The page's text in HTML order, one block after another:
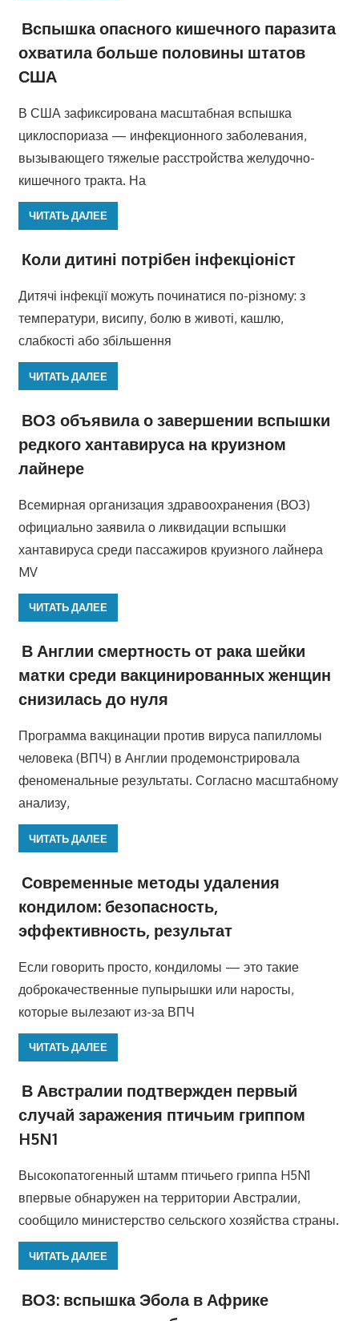
Вспышка опасного кишечного паразита
охватила больше половины штатов
США
В США зафиксирована масштабная вспышка
циклоспориаза — инфекционного заболевания,
вызывающего тяжелые расстройства желудочно-
кишечного тракта. На
ЧИТАТЬ ДАЛЕЕ
Коли дитині потрібен інфекціоніст
Дитячі інфекції можуть починатися по-різному: з
температури, висипу, болю в животі, кашлю,
слабкості або збільшення
ЧИТАТЬ ДАЛЕЕ
ВОЗ объявила о завершении вспышки
редкого хантавируса на круизном
лайнере
Всемирная организация здравоохранения (ВОЗ)
официально заявила о ликвидации вспышки
хантавируса среди пассажиров круизного лайнера
MV
ЧИТАТЬ ДАЛЕЕ
В Англии смертность от рака шейки
матки среди вакцинированных женщин
снизилась до нуля
Программа вакцинации против вируса папилломы
человека (ВПЧ) в Англии продемонстрировала
феноменальные результаты. Согласно масштабному
анализу,
ЧИТАТЬ ДАЛЕЕ
Современные методы удаления
кондилом: безопасность,
эффективность, результат
Если говорить просто, кондиломы — это такие
доброкачественные пупырышки или наросты,
которые вылезают из-за ВПЧ
ЧИТАТЬ ДАЛЕЕ
В Австралии подтвержден первый
случай заражения птичьим гриппом
H5N1
Высокопатогенный штамм птичьего гриппа H5N1
впервые обнаружен на территории Австралии,
сообщило министерство сельского хозяйства страны.
ЧИТАТЬ ДАЛЕЕ
ВОЗ: вспышка Эбола в Африке